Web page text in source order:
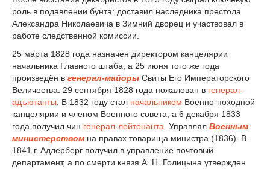
роль в подавлении бунта: доставил наследника престола
Александра Николаевича в Зимний дворец и участвовал в
работе следственной комиссии.
25 марта 1828 года назначен директором канцелярии
начальника Главного штаба, а 25 июня того же года
произведён в генерал-майоры Свиты Его Императорского
Величества. 29 сентября 1828 года пожалован в генерал-
адъютанты. В 1832 году стал начальником Военно-походной
канцелярии и членом Военного совета, а 6 декабря 1833
года получил чин генерал-лейтенанта. Управлял Военным
министерством на правах товарища министра (1836). В
1841 г. Адлерберг получил в управление почтовый
департамент, а по смерти князя А. Н. Голицына утвержден